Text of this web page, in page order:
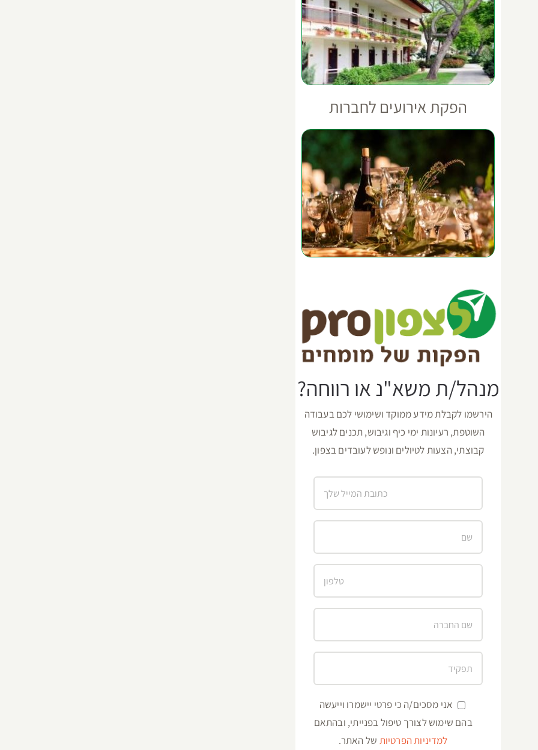
הפקת אירועים לחברות
מנהל/ת משא"נ או רווחה?
הירשמו לקבלת מידע ממוקד ושימושי לכם בעבודה
השוטפת, רעיונות ימי כיף וגיבוש, תכנים לגיבוש
קבוצתי, הצעות לטיולים ונופש לעובדים בצפון.
אני מסכים/ה כי פרטי יישמרו וייעשה
בהם שימוש לצורך טיפול בפנייתי, ובהתאם
למדיניות הפרטיות של האתר.